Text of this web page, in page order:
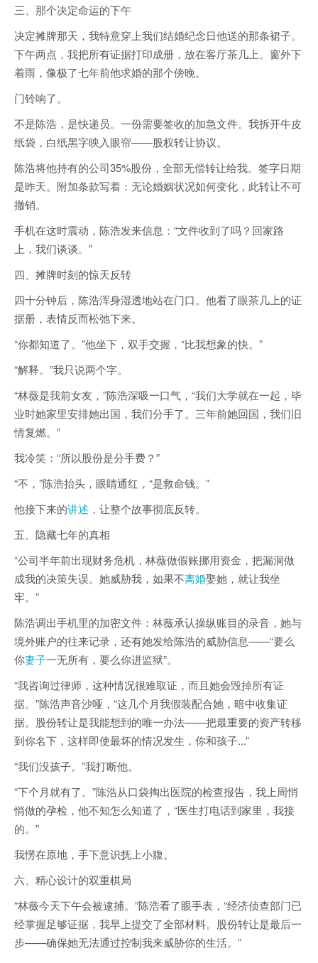
三、那个决定命运的下午
决定摊牌那天，我特意穿上我们结婚纪念日他送的那条裙子。
下午两点，我把所有证据打印成册，放在客厅茶几上。窗外下
着雨，像极了七年前他求婚的那个傍晚。
门铃响了。
不是陈浩，是快递员。一份需要签收的加急文件。我拆开牛皮
纸袋，白纸黑字映入眼帘——股权转让协议。
陈浩将他持有的公司35%股份，全部无偿转让给我。签字日期
是昨天。附加条款写着：无论婚姻状况如何变化，此转让不可
撤销。
手机在这时震动，陈浩发来信息：“文件收到了吗？回家路
上，我们谈谈。”
四、摊牌时刻的惊天反转
四十分钟后，陈浩浑身湿透地站在门口。他看了眼茶几上的证
据册，表情反而松弛下来。
“你都知道了。”他坐下，双手交握，“比我想象的快。”
“解释。”我只说两个字。
“林薇是我前女友，”陈浩深吸一口气，“我们大学就在一起，毕
业时她家里安排她出国，我们分手了。三年前她回国，我们旧
情复燃。”
我冷笑：“所以股份是分手费？”
“不，”陈浩抬头，眼睛通红，“是救命钱。”
他接下来的讲述 ，让整个故事彻底反转。
五、隐藏七年的真相
“公司半年前出现财务危机，林薇做假账挪用资金，把漏洞做
成我的决策失误。她威胁我，如果不离婚娶她，就让我坐
牢。”
陈浩调出手机里的加密文件：林薇承认操纵账目的录音，她与
境外账户的往来记录，还有她发给陈浩的威胁信息——“要么
你妻子一无所有，要么你进监狱”。
“我咨询过律师，这种情况很难取证，而且她会毁掉所有证
据。”陈浩声音沙哑，“这几个月我假装配合她，暗中收集证
据。股份转让是我能想到的唯一办法——把最重要的资产转移
到你名下，这样即使最坏的情况发生，你和孩子...”
“我们没孩子。”我打断他。
“下个月就有了。”陈浩从口袋掏出医院的检查报告，我上周悄
悄做的孕检，他不知怎么知道了，“医生打电话到家里，我接
的。”
我愣在原地，手下意识抚上小腹。
六、精心设计的双重棋局
“林薇今天下午会被逮捕。”陈浩看了眼手表，“经济侦查部门已
经掌握足够证据，我早上提交了全部材料。股份转让是最后一
步——确保她无法通过控制我来威胁你的生活。”